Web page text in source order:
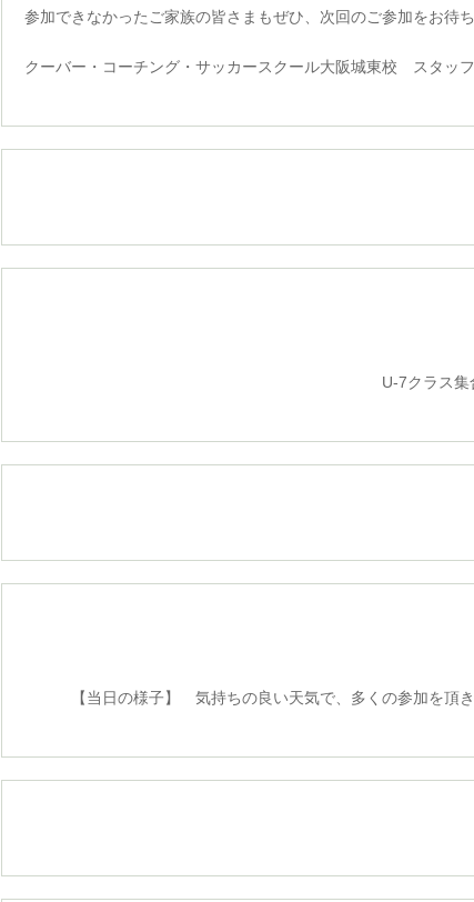
参加できなかったご家族の皆さまもぜひ、次回のご参加をお待
クーバー・コーチング・サッカースクール大阪城東校 スタッ
U-7クラス集合写
【当日の様子】 気持ちの良い天気で、多くの参加を頂き